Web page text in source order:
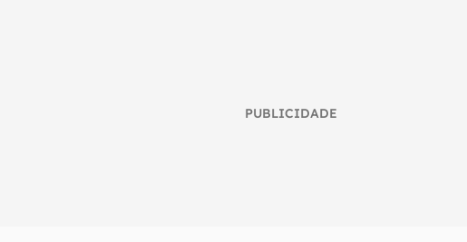
PUBLICIDADE